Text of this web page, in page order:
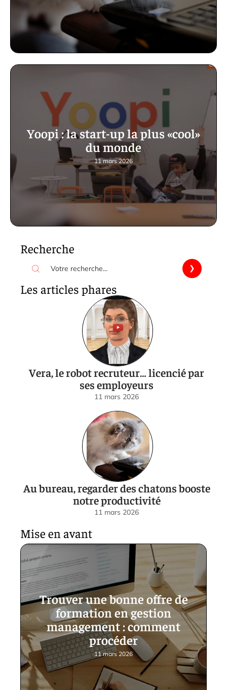
Yoopi : la start-up la plus «cool»
du monde
11 mars 2026
Recherche
Les articles phares
Vera, le robot recruteur… licencié par
ses employeurs
11 mars 2026
Au bureau, regarder des chatons booste
notre productivité
11 mars 2026
Mise en avant
Trouver une bonne offre de
formation en gestion
management : comment
procéder
11 mars 2026